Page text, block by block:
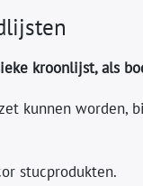
kroonlijst, als
kunnen worden,
stucprodukten.